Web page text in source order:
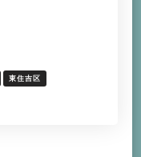
東住吉区